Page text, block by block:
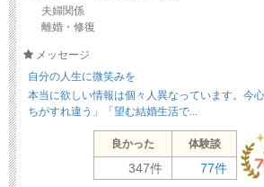
夫婦関係
離婚・修復
メッセージ
自分の人生に微笑みを
本当に欲しい情報は個々人異なっています。今
ちがすれ違う」「望む結婚生活で...
良かった 体験談
347件 77件